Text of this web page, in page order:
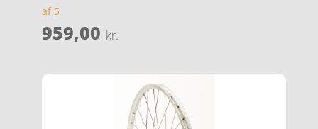
af 5
959,00 kr.